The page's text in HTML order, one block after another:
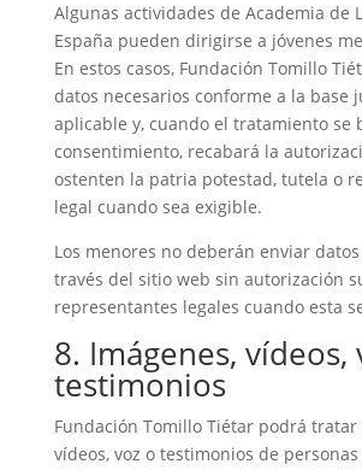
Algunas actividades de Academia de
España pueden dirigirse a jóvenes
En estos casos, Fundación Tomillo
datos necesarios conforme a la base
aplicable y, cuando el tratamiento se
consentimiento, recabará la
ostenten la patria potestad, tutela o
legal cuando sea exigible.
Los menores no deberán enviar
través del sitio web sin autorización
representantes legales cuando esta
8. Imágenes, vídeos,
testimonios
Fundación Tomillo Tiétar podrá tratar
vídeos, voz o testimonios de